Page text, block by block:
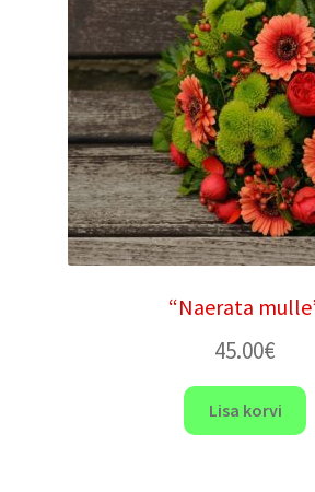
“Naerata
45.00€
Lisa korvi